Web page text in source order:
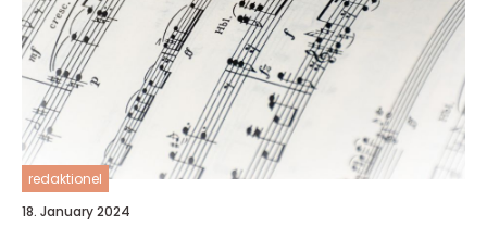
redaktionel
18. January 2024